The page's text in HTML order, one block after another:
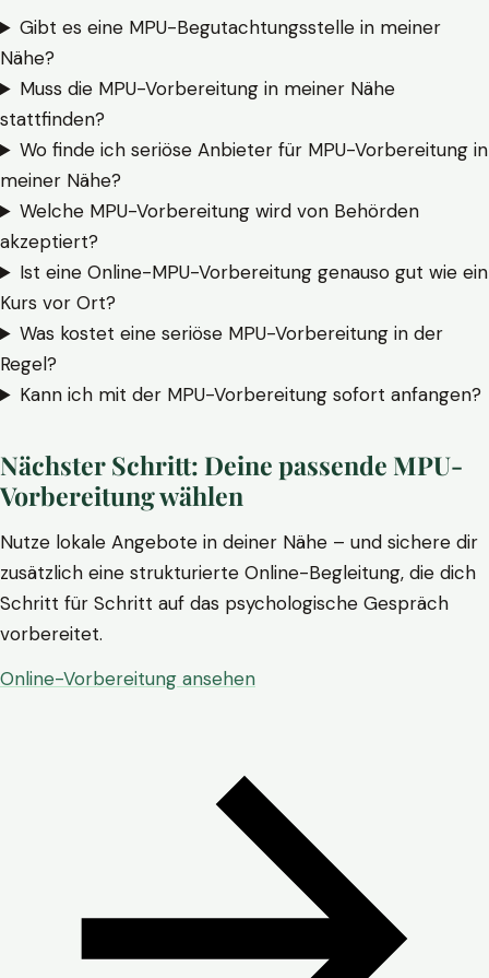
Gibt es eine MPU-Begutachtungsstelle in meiner
Nähe?
Muss die MPU-Vorbereitung in meiner Nähe
stattfinden?
Wo finde ich seriöse Anbieter für MPU-Vorbereitung in
meiner Nähe?
Welche MPU-Vorbereitung wird von Behörden
akzeptiert?
Ist eine Online-MPU-Vorbereitung genauso gut wie ein
Kurs vor Ort?
Was kostet eine seriöse MPU-Vorbereitung in der
Regel?
Kann ich mit der MPU-Vorbereitung sofort anfangen?
Nächster Schritt: Deine passende MPU-
Vorbereitung wählen
Nutze lokale Angebote in deiner Nähe – und sichere dir
zusätzlich eine strukturierte Online-Begleitung, die dich
Schritt für Schritt auf das psychologische Gespräch
vorbereitet.
Online-Vorbereitung ansehen